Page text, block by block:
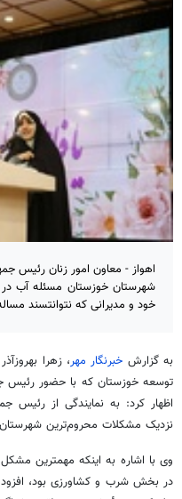
اهواز - معاون امور زنان رئیس
شهرستان خوزستان مسئله آب
خود و مدیرانی که نتوانتسند
به گزارش خبرنگار مهر، زهرا بهروزآذر
توسعه خوزستان که با حضور رئیس
اظهار کرد: به نمایندگی از رئیس
نزدیک مشکلات محروم‌ترین
وی با اشاره به اینکه مهمترین
در بخش شرب و کشاورزی بود،